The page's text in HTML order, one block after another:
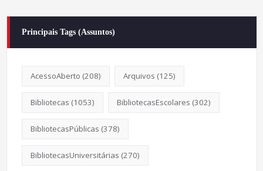
Principais Tags (Assuntos)
AcessoAberto (208) Arquivos (125)
Bibliotecas (1053) BibliotecasEscolares (302)
BibliotecasPúblicas (378)
BibliotecasUniversitárias (270)